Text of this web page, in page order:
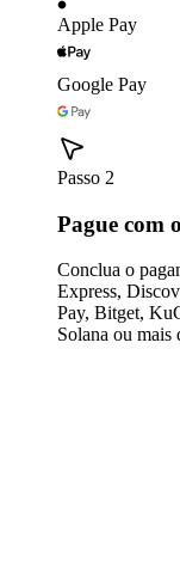
Apple Pay
Google Pay
Passo 2
Pague com
Conclua o
Express,
Pay, Bitget,
Solana ou mais